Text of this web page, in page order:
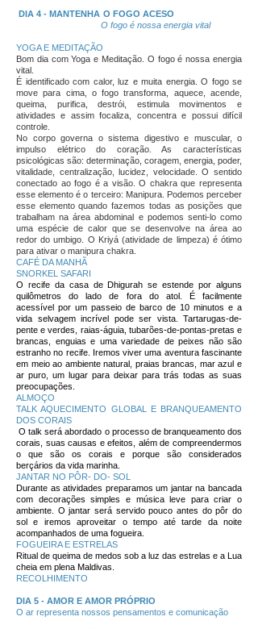
DIA 4 - MANTENHA O FOGO ACESO
O fogo é nossa energia vital
YOGA E MEDITAÇÃO
Bom dia com Yoga e Meditação. O fogo é nossa energia
vital.
É identificado com calor, luz e muita energia. O fogo se
move para cima, o fogo transforma, aquece, acende,
queima, purifica, destrói, estimula movimentos e
atividades e assim focaliza, concentra e possui difícil
controle.
No corpo governa o sistema digestivo e muscular, o
impulso elétrico do coração. As características
psicológicas são: determinação, coragem, energia, poder,
vitalidade, centralização, lucidez, velocidade. O sentido
conectado ao fogo é a visão. O chakra que representa
esse elemento é o terceiro: Manipura. Podemos perceber
esse elemento quando fazemos todas as posições que
trabalham na área abdominal e podemos senti-lo como
uma espécie de calor que se desenvolve na área ao
redor do umbigo. O Kriyá (atividade de limpeza) é ótimo
para ativar o manipura chakra.
CAFÉ DA MANHÃ
SNORKEL SAFARI
O recife da casa de Dhigurah se estende por alguns
quilômetros do lado de fora do atol. É facilmente
acessível por um passeio de barco de 10 minutos e a
vida selvagem incrível pode ser vista. Tartarugas-de-
pente e verdes, raias-águia, tubarões-de-pontas-pretas e
brancas, enguias e uma variedade de peixes não são
estranho no recife. Iremos viver uma aventura fascinante
em meio ao ambiente natural, praias brancas, mar azul e
ar puro, um lugar para deixar para trás todas as suas
preocupações.
ALMOÇO
TALK AQUECIMENTO GLOBAL E BRANQUEAMENTO
DOS CORAIS
O talk será abordado o processo de branqueamento dos
corais, suas causas e efeitos, além de compreendermos
o que são os corais e porque são considerados
berçários da vida marinha.
JANTAR NO PÔR- DO- SOL
Durante as atividades preparamos um jantar na bancada
com decorações simples e música leve para criar o
ambiente. O jantar será servido pouco antes do pôr do
sol e iremos aproveitar o tempo até tarde da noite
acompanhados de uma fogueira.
FOGUEIRA E ESTRELAS
Ritual de queima de medos sob a luz das estrelas e a Lua
cheia em plena Maldivas.
RECOLHIMENTO
DIA 5 - AMOR E AMOR PRÓPRIO
O ar representa nossos pensamentos e comunicação